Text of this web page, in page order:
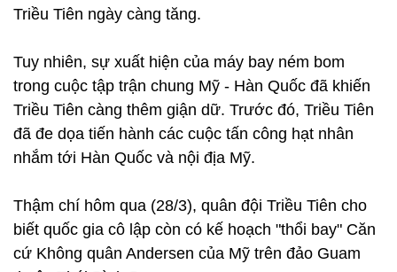
Triều Tiên ngày càng tăng.
Tuy nhiên, sự xuất hiện của máy bay ném bom
trong cuộc tập trận chung Mỹ - Hàn Quốc đã khiến
Triều Tiên càng thêm giận dữ. Trước đó, Triều Tiên
đã đe dọa tiến hành các cuộc tấn công hạt nhân
nhắm tới Hàn Quốc và nội địa Mỹ.
Thậm chí hôm qua (28/3), quân đội Triều Tiên cho
biết quốc gia cô lập còn có kế hoạch "thổi bay" Căn
cứ Không quân Andersen của Mỹ trên đảo Guam